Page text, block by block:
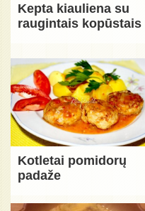
Kepta kiauliena su
raugintais kopūstais
Kotletai pomidorų
padaže